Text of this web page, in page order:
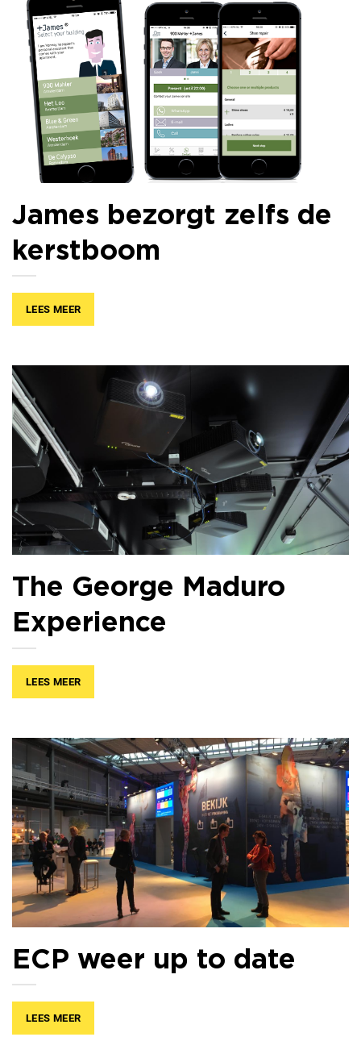
James bezorgt zelfs de
kerstboom
LEES MEER
The George Maduro
Experience
LEES MEER
ECP weer up to date
LEES MEER